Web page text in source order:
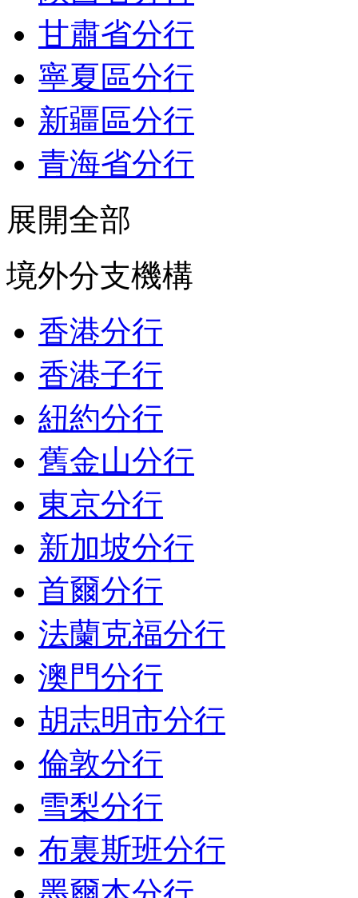
甘肅省分行
寧夏區分行
新疆區分行
青海省分行
展開全部
境外分支機構
香港分行
香港子行
紐約分行
舊金山分行
東京分行
新加坡分行
首爾分行
法蘭克福分行
澳門分行
胡志明市分行
倫敦分行
雪梨分行
布裏斯班分行